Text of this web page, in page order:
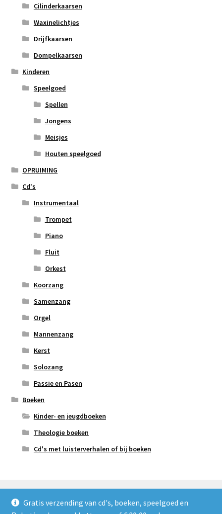
Gratis verzending van cd's, boeken, speelgoed en
Cilinderkaarsen
Waxinelichtjes
Drijfkaarsen
Dompelkaarsen
Kinderen
Speelgoed
Spellen
Jongens
Meisjes
Houten speelgoed
OPRUIMING
Cd's
Instrumentaal
Trompet
Piano
Fluit
Orkest
Koorzang
Samenzang
Orgel
Mannenzang
Kerst
Solozang
Passie en Pasen
Boeken
Kinder- en jeugdboeken
Theologie boeken
Cd's met luisterverhalen of bij boeken